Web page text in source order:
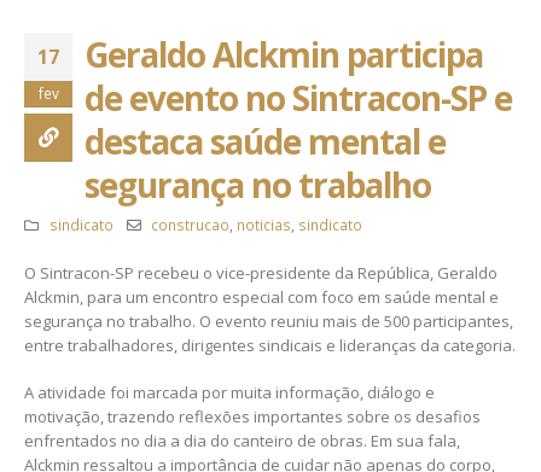
17
fev
Geraldo Alckmin participa
de evento no Sintracon-SP e
destaca saúde mental e
segurança no trabalho
sindicato construcao noticias sindicato
O Sintracon-SP recebeu o vice-presidente da República, Geraldo
Alckmin, para um encontro especial com foco em saúde mental e
segurança no trabalho. O evento reuniu mais de 500 participantes,
entre trabalhadores, dirigentes sindicais e lideranças da categoria.
A atividade foi marcada por muita informação, diálogo e
motivação, trazendo reflexões importantes sobre os desafios
enfrentados no dia a dia do canteiro de obras. Em sua fala,
Alckmin ressaltou a importância de cuidar não apenas do corpo,